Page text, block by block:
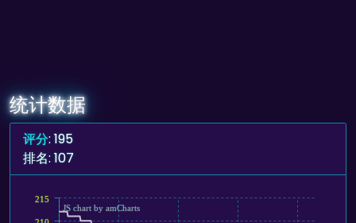
统计数据
评分: 195
排名: 107
215
JS chart by amCharts